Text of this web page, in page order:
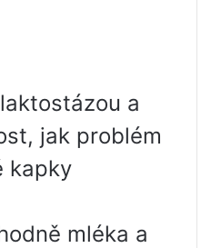
a
jak problém
kapky
mléka a